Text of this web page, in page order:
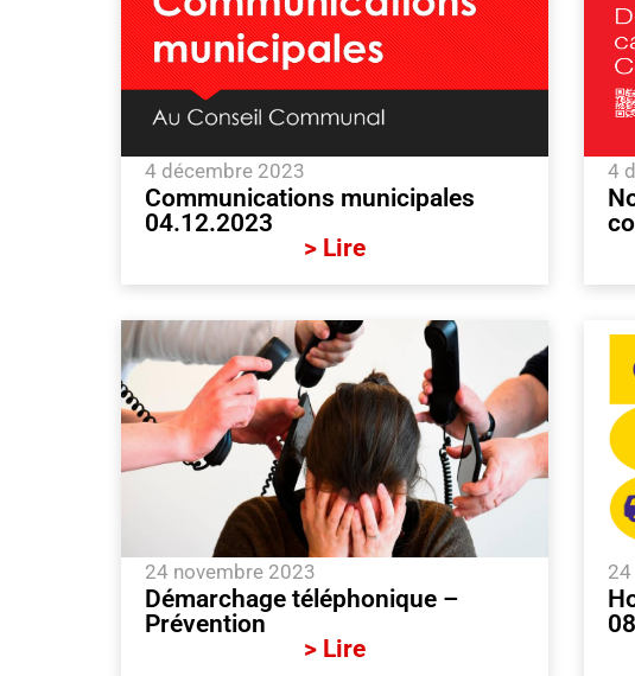
4 décembre 2023
Communications municipales
04.12.2023
> Lire
4
24 novembre 2023
Démarchage téléphonique –
Prévention
> Lire